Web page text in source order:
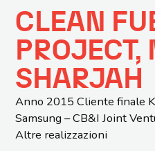
CLEAN
SHARJAH
Anno 2015 Cliente finale
Samsung – CB&I Joint
Altre realizzazioni